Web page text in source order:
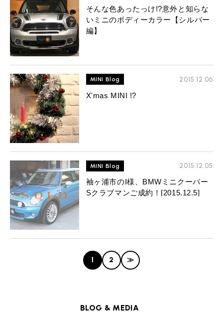
そんな色あったっけ!?意外と知らな
いミニのボディーカラー【シルバー
編】
MINI Blog
2015.12.06
X'mas MINI !?
MINI Blog
2015.12.05
袖ヶ浦市のI様、BMWミニクーパー
Sクラブマンご成約！[2015.12.5]
1 2 ≫
BLOG & MEDIA